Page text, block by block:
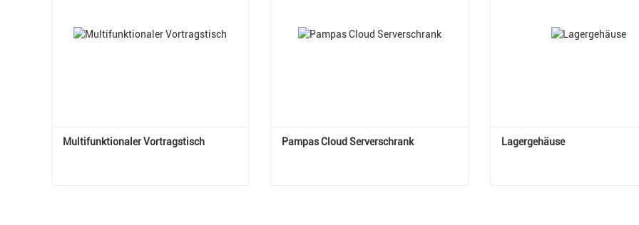
Multifunktionaler Vortragstisch Pampas Cloud Serverschrank Lagergehäuse